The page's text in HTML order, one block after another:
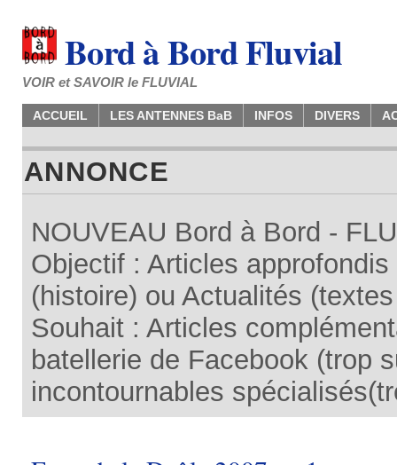
Bord à Bord Fluvial
VOIR et SAVOIR le FLUVIAL
ACCUEIL LES ANTENNES BaB INFOS DIVERS
ANNONCE
NOUVEAU Bord à Bord -
Objectif : Articles
(histoire) ou Actualités
Souhait : Articles
batellerie de Facebook (trop
incontournables